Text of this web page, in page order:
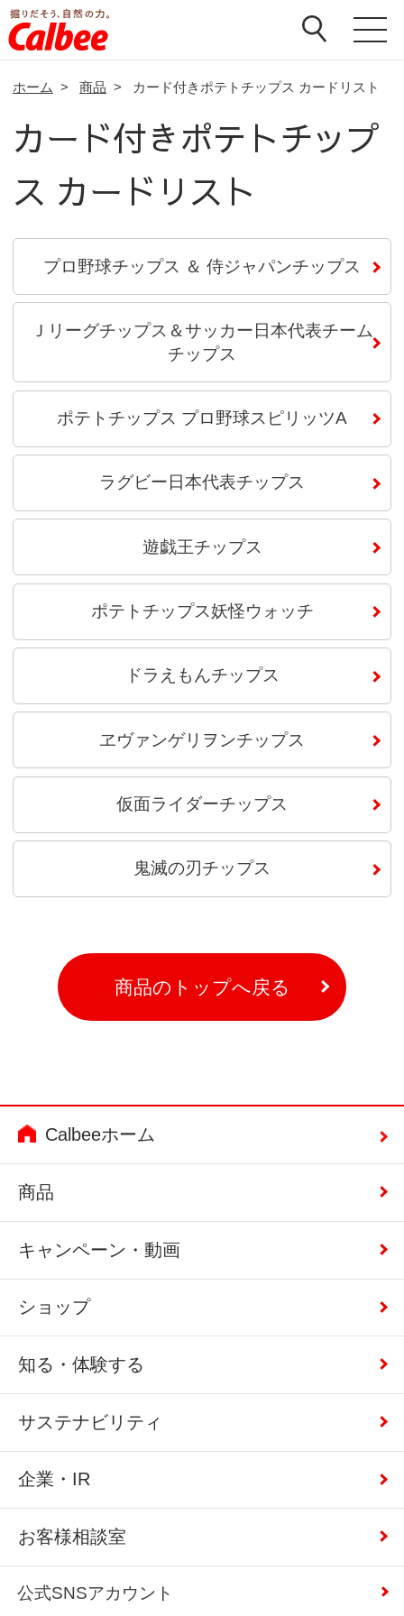
ホーム > 商品 > カード付きポテトチップス カードリスト
カード付きポテトチップ
ス カードリスト
プロ野球チップス ＆ 侍ジャパンチップス
Ｊリーグチップス＆サッカー日本代表チーム
チップス
ポテトチップス プロ野球スピリッツA
ラグビー日本代表チップス
遊戯王チップス
ポテトチップス妖怪ウォッチ
ドラえもんチップス
ヱヴァンゲリヲンチップス
仮面ライダーチップス
鬼滅の刃チップス
商品のトップへ戻る
Calbeeホーム
商品
キャンペーン・動画
ショップ
知る・体験する
サステナビリティ
企業・IR
お客様相談室
公式SNSアカウント